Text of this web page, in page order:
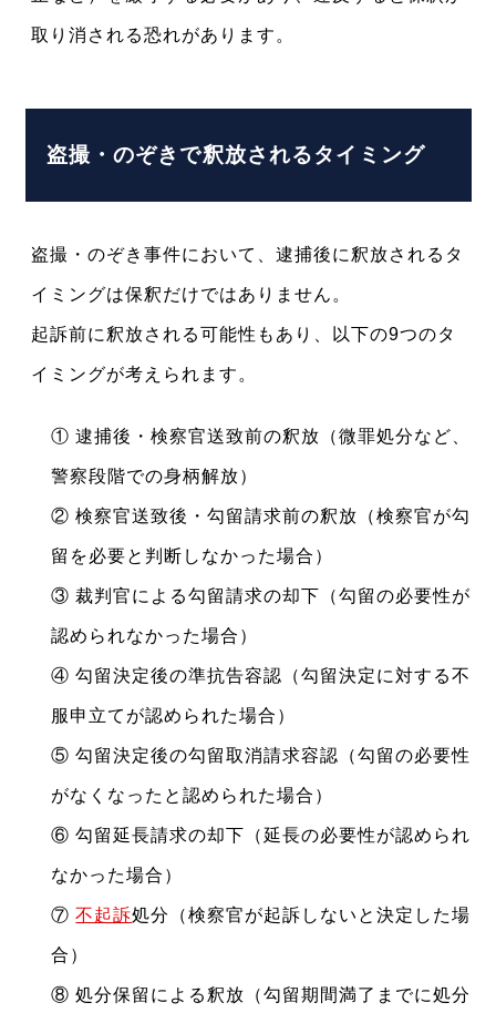
取り消される恐れがあります。
盗撮・のぞきで釈放されるタイミング
盗撮・のぞき事件において、逮捕後に釈放されるタ
イミングは保釈だけではありません。
起訴前に釈放される可能性もあり、以下の9つのタ
イミングが考えられます。
① 逮捕後・検察官送致前の釈放（微罪処分など、
警察段階での身柄解放）
② 検察官送致後・勾留請求前の釈放（検察官が勾
留を必要と判断しなかった場合）
③ 裁判官による勾留請求の却下（勾留の必要性が
認められなかった場合）
④ 勾留決定後の準抗告容認（勾留決定に対する不
服申立てが認められた場合）
⑤ 勾留決定後の勾留取消請求容認（勾留の必要性
がなくなったと認められた場合）
⑥ 勾留延長請求の却下（延長の必要性が認められ
なかった場合）
⑦不起訴処分（検察官が起訴しないと決定した場
合）
⑧ 処分保留による釈放（勾留期間満了までに処分